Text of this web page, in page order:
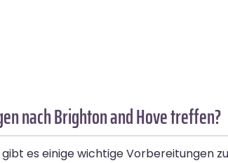
nach Brighton and Hove treffen?
es einige wichtige Vorbereitungen